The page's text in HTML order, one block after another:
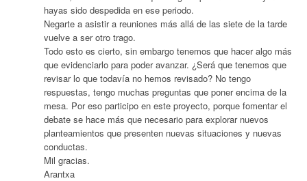
hayas sido despedida en ese periodo.
Negarte a asistir a reuniones más allá de las siete de la tarde
vuelve a ser otro trago.
Todo esto es cierto, sin embargo tenemos que hacer algo más
que evidenciarlo para poder avanzar. ¿Será que tenemos que
revisar lo que todavía no hemos revisado? No tengo
respuestas, tengo muchas preguntas que poner encima de la
mesa. Por eso participo en este proyecto, porque fomentar el
debate se hace más que necesario para explorar nuevos
planteamientos que presenten nuevas situaciones y nuevas
conductas.
Mil gracias.
Arantxa